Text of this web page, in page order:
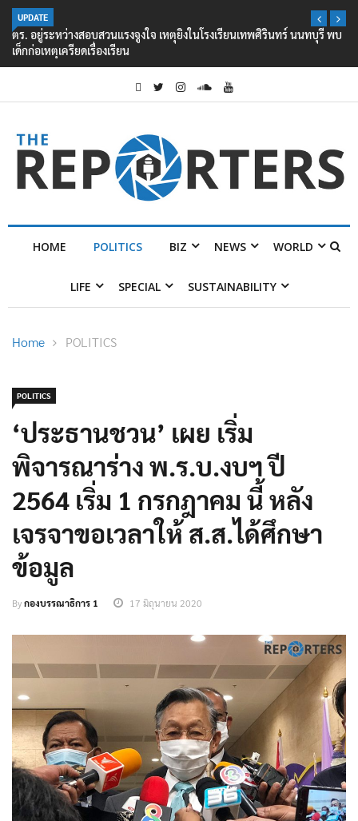
UPDATE
ตร. อยู่ระหว่างสอบสวนแรงจูงใจ เหตุยิงในโรงเรียนเทพศิรินทร์ นนทบุรี พบ
เด็กก่อเหตุเครียดเรื่องเรียน
HOME POLITICS BIZ NEWS WORLD
LIFE SPECIAL SUSTAINABILITY
Home POLITICS
POLITICS
‘ประธานชวน’ เผย เริ่ม
พิจารณาร่าง พ.ร.บ.งบฯ ปี
2564 เริ่ม 1 กรกฎาคม นี้ หลัง
เจรจาขอเวลาให้ ส.ส.ได้ศึกษา
ข้อมูล
Byกองบรรณาธิการ 1 17 มิถุนายน 2020